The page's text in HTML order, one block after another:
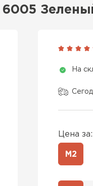
6005
На
Цена за:
М2